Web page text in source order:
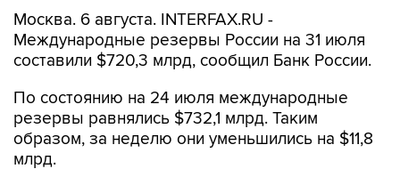
Москва. 6 августа. INTERFAX.RU -
Международные резервы России на 31 июля
составили $720,3 млрд, сообщил Банк России.
По состоянию на 24 июля международные
резервы равнялись $732,1 млрд. Таким
образом, за неделю они уменьшились на $11,8
млрд.